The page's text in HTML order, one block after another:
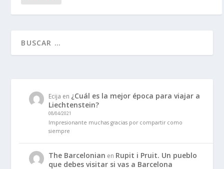
Ecija en ¿Cuál es la mejor época para viajar a
Liechtenstein?
08/04/2021
Impresionante muchas gracias por compartir como
siempre
The Barcelonian en Rupit i Pruit. Un pueblo
que debes visitar si vas a Barcelona